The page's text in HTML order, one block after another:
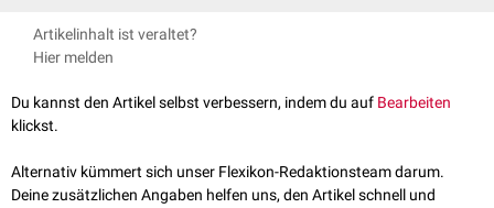
Als Dutcher-Bodies werden sie nur bezeichnet, wenn sie dem
aufliegen oder sich in diesen einstülpen.
Dutcher TF, Fahey JL
macroglobulinemia of Waldenström. J Natl Cancer Inst. 1959
Han JH, Cho SR
An old misconception: Dutcher bodies are
intranuclear inclusions in plasma cells? Leuk Lymphoma. 2019
↑
Bain BJ
Russell bodies and Mott cells.Am J Hematol. 2009
Aug;84(8):516, abgerufen am 12.06.2019
Artikelinhalt ist veraltet?
Hier melden
Du kannst den Artikel selbst verbessern, indem du auf Bearbeiten
klickst.
Alternativ kümmert sich unser Flexikon-Redaktionsteam darum.
Deine zusätzlichen Angaben helfen uns, den Artikel schnell und